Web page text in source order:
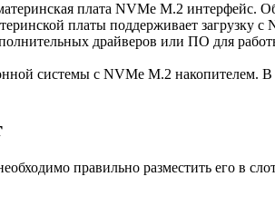
плата NVMe M.2 интерфейс.
платы поддерживает загрузку
драйверов или ПО для
системы с NVMe M.2 накопителем.
правильно разместить его в